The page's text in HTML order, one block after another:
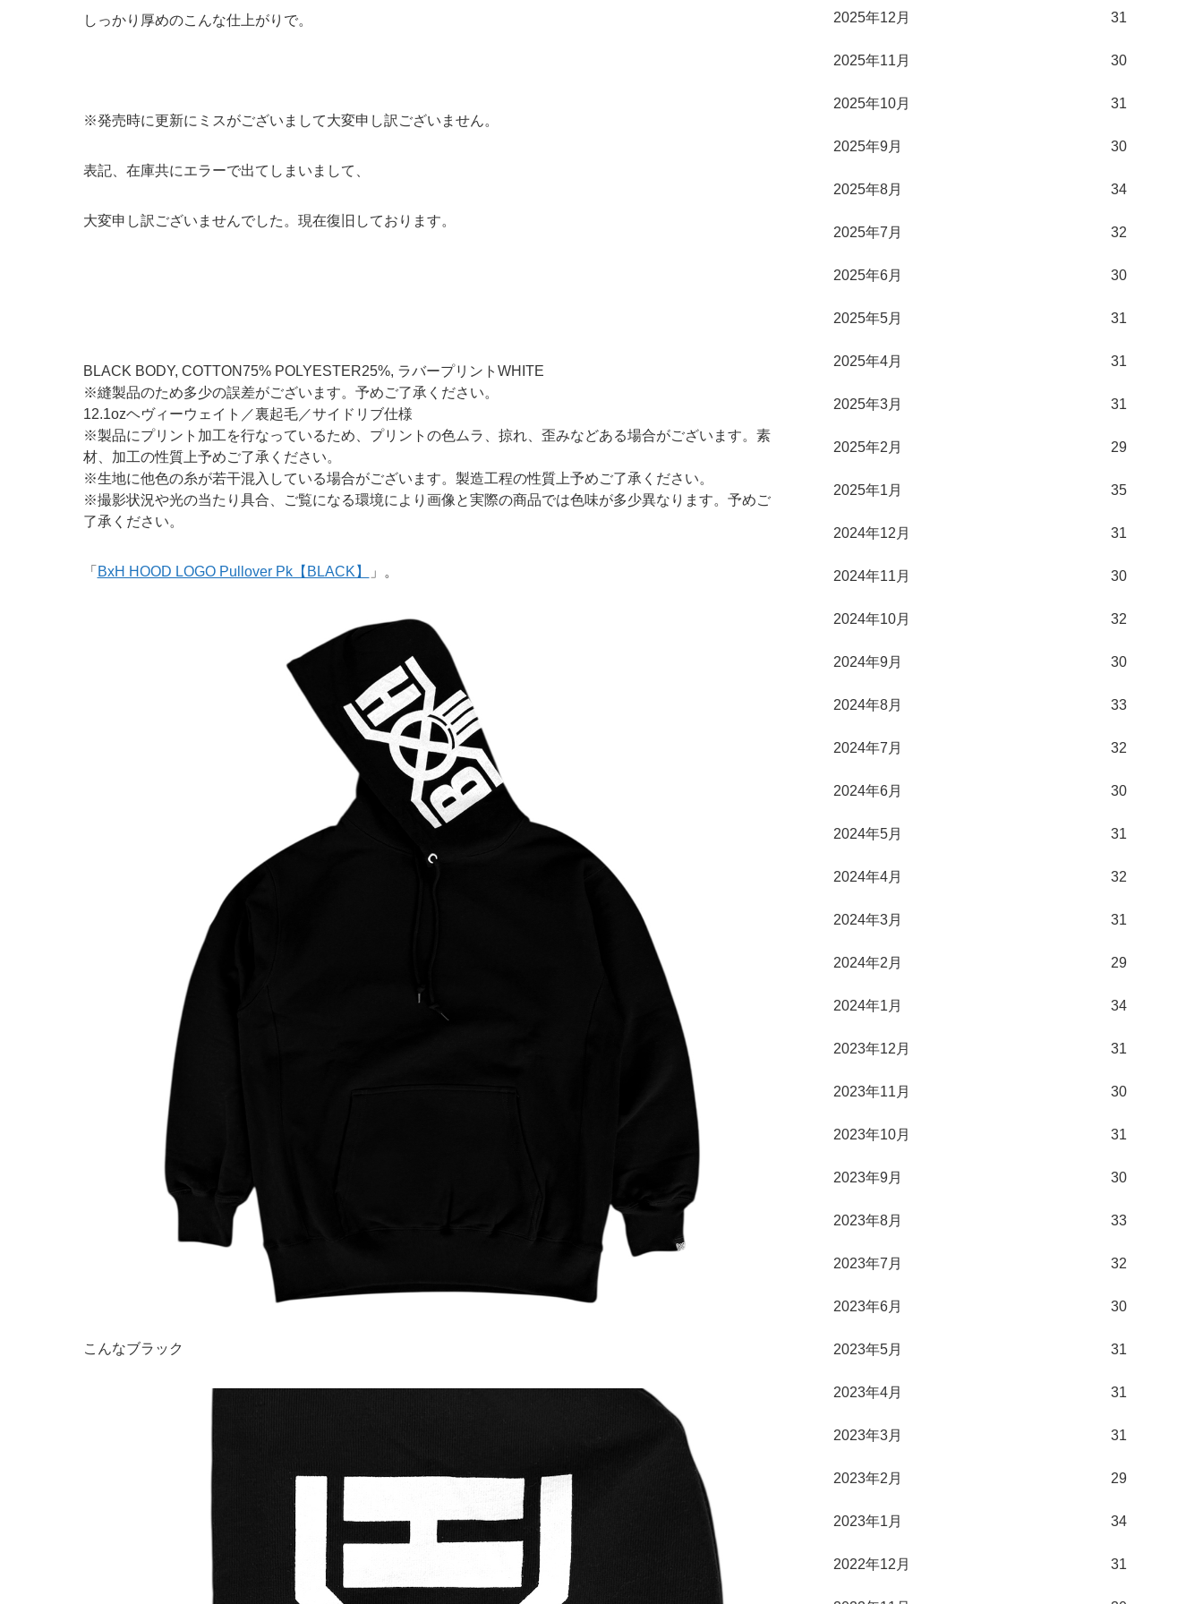
しっかり厚めのこんな仕上がりで。
※発売時に更新にミスがございまして大変申し訳ございません。
表記、在庫共にエラーで出てしまいまして、
大変申し訳ございませんでした。現在復旧しております。
BLACK BODY, COTTON75% POLYESTER25%, ラバープリントWHITE
※縫製品のため多少の誤差がございます。予めご了承ください。
12.1ozヘヴィーウェイト／裏起毛／サイドリブ仕様
※製品にプリント加工を行なっているため、プリントの色ムラ、掠れ、歪みなどある場合がございます。素
材、加工の性質上予めご了承ください。
※生地に他色の糸が若干混入している場合がございます。製造工程の性質上予めご了承ください。
※撮影状況や光の当たり具合、ご覧になる環境により画像と実際の商品では色味が多少異なります。予めご
了承ください。
「 BxH HOOD LOGO Pullover Pk【BLACK】 」。
こんなブラック
2025年12月 31
2025年11月 30
2025年10月 31
2025年9月 30
2025年8月 34
2025年7月 32
2025年6月 30
2025年5月 31
2025年4月 31
2025年3月 31
2025年2月 29
2025年1月 35
2024年12月 31
2024年11月 30
2024年10月 32
2024年9月 30
2024年8月 33
2024年7月 32
2024年6月 30
2024年5月 31
2024年4月 32
2024年3月 31
2024年2月 29
2024年1月 34
2023年12月 31
2023年11月 30
2023年10月 31
2023年9月 30
2023年8月 33
2023年7月 32
2023年6月 30
2023年5月 31
2023年4月 31
2023年3月 31
2023年2月 29
2023年1月 34
2022年12月 31